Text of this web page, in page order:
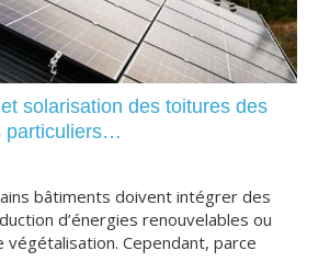
solarisation des toitures des
particuliers…
bâtiments doivent intégrer des
d’énergies renouvelables ou
Cependant, parce